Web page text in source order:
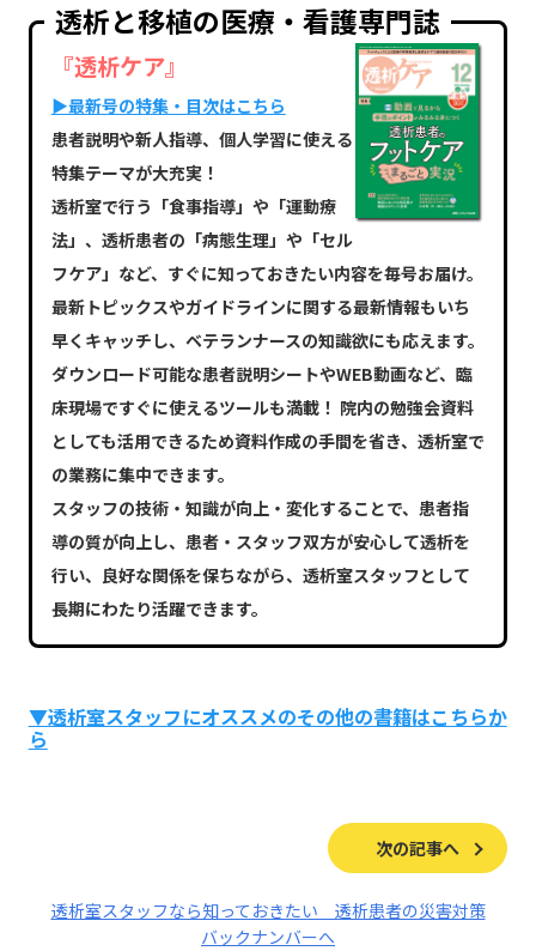
透析と移植の医療・看護専門誌
『透析ケア』
▶最新号の特集・目次はこちら
患者説明や新人指導、個人学習に使える
特集テーマが大充実！
透析室で行う「食事指導」や「運動療
法」、透析患者の「病態生理」や「セル
フケア」など、すぐに知っておきたい内容を毎号お届け。
最新トピックスやガイドラインに関する最新情報もいち
早くキャッチし、ベテランナースの知識欲にも応えます。
ダウンロード可能な患者説明シートやWEB動画など、臨
床現場ですぐに使えるツールも満載！ 院内の勉強会資料
としても活用できるため資料作成の手間を省き、透析室で
の業務に集中できます。
スタッフの技術・知識が向上・変化することで、患者指
導の質が向上し、患者・スタッフ双方が安心して透析を
行い、良好な関係を保ちながら、透析室スタッフとして
長期にわたり活躍できます。
▼透析室スタッフにオススメのその他の書籍はこちらか
ら
次の記事へ
透析室スタッフなら知っておきたい 透析患者の災害対策
バックナンバーへ